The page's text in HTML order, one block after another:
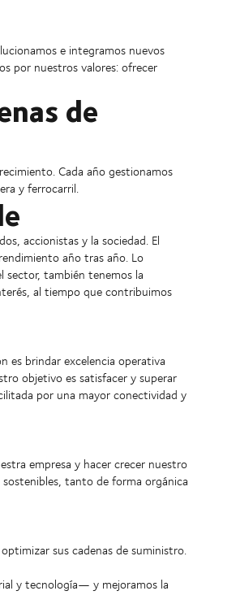
e integramos nuevos
por nuestros valores: ofrecer
de
Cada año gestionamos
y ferrocarril.
accionistas y la sociedad. El
año tras año. Lo
sector, también tenemos la
al tiempo que contribuimos
es brindar excelencia operativa
objetivo es satisfacer y superar
por una mayor conectividad y
empresa y hacer crecer nuestro
tanto de forma orgánica
sus cadenas de suministro.
y tecnología— y mejoramos la